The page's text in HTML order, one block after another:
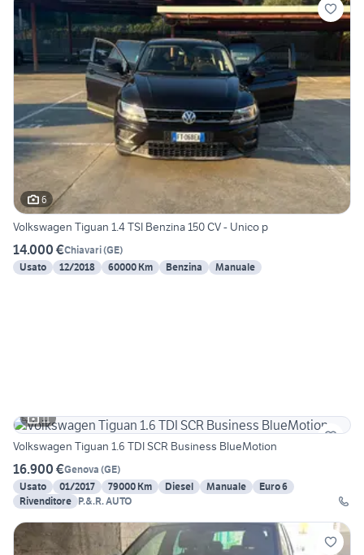
6
Volkswagen Tiguan 1.4 TSI Benzina 150 CV - Unico p
14.000 €Chiavari(GE)
Usato
12/2018 60000 Km Benzina Manuale
11
Volkswagen Tiguan 1.6 TDI SCR Business BlueMotion
16.900 €Genova (GE)
Usato
01/2017 79000 Km Diesel Manuale
Euro 6
Rivenditore P.&.R. AUTO